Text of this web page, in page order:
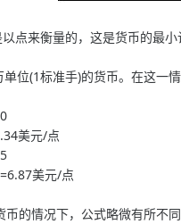
来衡量的，这是货币的最小
位(1标准手)的货币。在这一
美元/点
美元/点
的情况下，公式略微有所不同